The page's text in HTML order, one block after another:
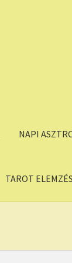
NAPI
TAROT